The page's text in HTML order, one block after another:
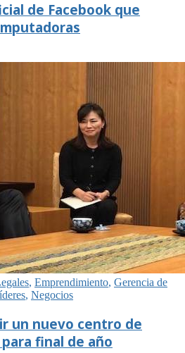
de Facebook que
, Emprendimiento, Gerencia de
, Negocios
un nuevo centro de
final de año